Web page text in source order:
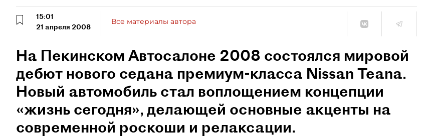
15:01
21 апреля 2008
Все материалы автора
На Пекинском Автосалоне 2008 состоялся мировой
дебют нового седана премиум-класса Nissan Teana.
Новый автомобиль стал воплощением концепции
«жизнь сегодня», делающей основные акценты на
современной роскоши и релаксации.